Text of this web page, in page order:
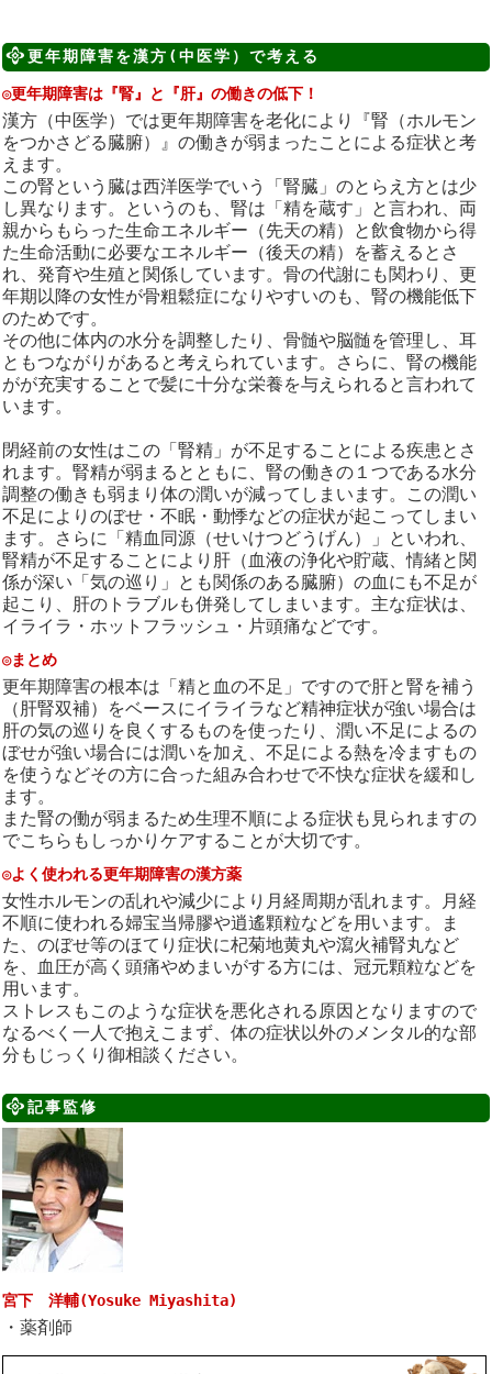
更年期障害を漢方(中医学）で考える
◎更年期障害は『腎』と『肝』の働きの低下！
漢方（中医学）では更年期障害を老化により『腎（ホルモン
をつかさどる臓腑）』の働きが弱まったことによる症状と考
えます。
この腎という臓は西洋医学でいう「腎臓」のとらえ方とは少
し異なります。というのも、腎は「精を蔵す」と言われ、両
親からもらった生命エネルギー（先天の精）と飲食物から得
た生命活動に必要なエネルギー（後天の精）を蓄えるとさ
れ、発育や生殖と関係しています。骨の代謝にも関わり、更
年期以降の女性が骨粗鬆症になりやすいのも、腎の機能低下
のためです。
その他に体内の水分を調整したり、骨髄や脳髄を管理し、耳
ともつながりがあると考えられています。さらに、腎の機能
がが充実することで髪に十分な栄養を与えられると言われて
います。
閉経前の女性はこの「腎精」が不足することによる疾患とさ
れます。腎精が弱まるとともに、腎の働きの１つである水分
調整の働きも弱まり体の潤いが減ってしまいます。この潤い
不足によりのぼせ・不眠・動悸などの症状が起こってしまい
ます。さらに「精血同源（せいけつどうげん）」といわれ、
腎精が不足することにより肝（血液の浄化や貯蔵、情緒と関
係が深い「気の巡り」とも関係のある臓腑）の血にも不足が
起こり、肝のトラブルも併発してしまいます。主な症状は、
イライラ・ホットフラッシュ・片頭痛などです。
◎まとめ
更年期障害の根本は「精と血の不足」ですので肝と腎を補う
（肝腎双補）をベースにイライラなど精神症状が強い場合は
肝の気の巡りを良くするものを使ったり、潤い不足によるの
ぼせが強い場合には潤いを加え、不足による熱を冷ますもの
を使うなどその方に合った組み合わせで不快な症状を緩和し
ます。
また腎の働が弱まるため生理不順による症状も見られますの
でこちらもしっかりケアすることが大切です。
◎よく使われる更年期障害の漢方薬
女性ホルモンの乱れや減少により月経周期が乱れます。月経
不順に使われる婦宝当帰膠や逍遙顆粒などを用います。ま
た、のぼせ等のほてり症状に杞菊地黄丸や瀉火補腎丸など
を、血圧が高く頭痛やめまいがする方には、冠元顆粒などを
用います。
ストレスもこのような症状を悪化される原因となりますので
なるべく一人で抱えこまず、体の症状以外のメンタル的な部
分もじっくり御相談ください。
記事監修
宮下 洋輔(Yosuke Miyashita)
・薬剤師